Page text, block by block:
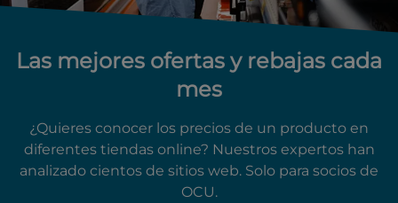
Las mejores ofertas y rebajas cada
mes
¿Quieres conocer los precios de un producto en
diferentes tiendas online? Nuestros expertos han
analizado cientos de sitios web. Solo para socios de
OCU.